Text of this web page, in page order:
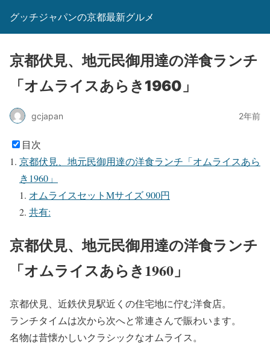
グッチジャパンの京都最新グルメ
京都伏見、地元民御用達の洋食ランチ
「オムライスあらき1960」
gcjapan 2年前
目次
京都伏見、地元民御用達の洋食ランチ「オムライスあら
き1960」
オムライスセットMサイズ 900円
共有:
京都伏見、地元民御用達の洋食ランチ
「オムライスあらき1960」
京都伏見、近鉄伏見駅近くの住宅地に佇む洋食店。
ランチタイムは次から次へと常連さんで賑わいます。
名物は昔懐かしいクラシックなオムライス。